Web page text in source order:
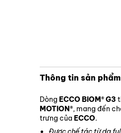
Thông tin sản phẩm
Dòng ECCO BIOM® G3
MOTION®, mang đến
trưng của ECCO.